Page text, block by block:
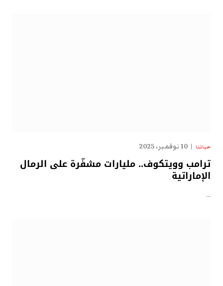
حياتنا 10 نوفمبر، 2025
ترامب وويتكوف.. مليارات مشفّرة على الرمال
الإماراتية
…